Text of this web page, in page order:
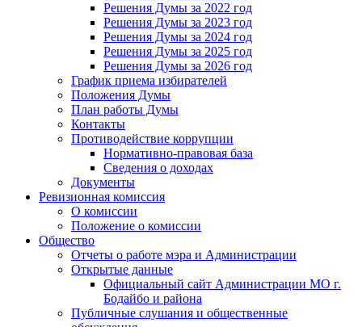
Решения Думы за 2022 год
Решения Думы за 2023 год
Решения Думы за 2024 год
Решения Думы за 2025 год
Решения Думы за 2026 год
График приема избирателей
Положения Думы
План работы Думы
Контакты
Противодействие коррупции
Нормативно-правовая база
Сведения о доходах
Документы
Ревизионная комиссия
О комиссии
Положение о комиссии
Общество
Отчеты о работе мэра и Администрации
Открытые данные
Официальный сайт Администрации МО г.
Бодайбо и района
Публичные слушания и общественные